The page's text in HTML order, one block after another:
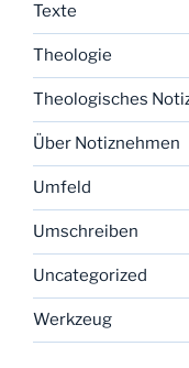
Texte
Theologie
Theologisches
Über Notiznehmen
Umfeld
Umschreiben
Uncategorized
Werkzeug